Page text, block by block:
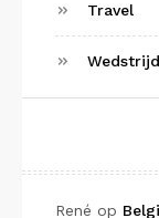
Travel
René op